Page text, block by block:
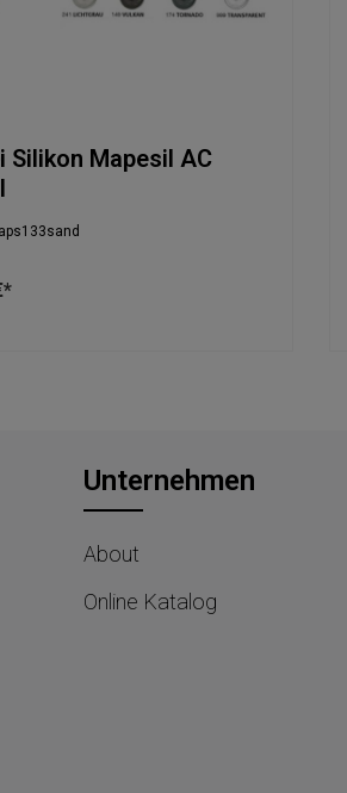
Silikon Mapesil AC
Unternehmen
About
Online Katalog